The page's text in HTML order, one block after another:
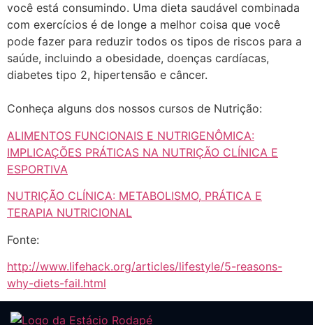
você está consumindo. Uma dieta saudável combinada
com exercícios é de longe a melhor coisa que você
pode fazer para reduzir todos os tipos de riscos para a
saúde, incluindo a obesidade, doenças cardíacas,
diabetes tipo 2, hipertensão e câncer.
Conheça alguns dos nossos cursos de Nutrição:
ALIMENTOS FUNCIONAIS E NUTRIGENÔMICA:
IMPLICAÇÕES PRÁTICAS NA NUTRIÇÃO CLÍNICA E
ESPORTIVA
NUTRIÇÃO CLÍNICA: METABOLISMO, PRÁTICA E
TERAPIA NUTRICIONAL
Fonte:
http://www.lifehack.org/articles/lifestyle/5-reasons-
why-diets-fail.html